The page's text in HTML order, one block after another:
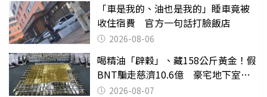
「車是我的、油也是我的」睡車竟被
收住宿費 官方一句話打臉飯店
2026-08-06
喝精油「辟穀」、藏158公斤黃金！假
BNT騙走慈濟10.6億 豪宅地下室竟
挖出乾鮑金庫
2026-08-07